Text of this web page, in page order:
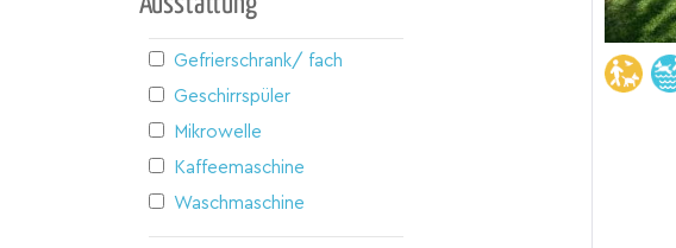
Gefrierschrank/ fach
Geschirrspüler
Mikrowelle
Kaffeemaschine
Waschmaschine